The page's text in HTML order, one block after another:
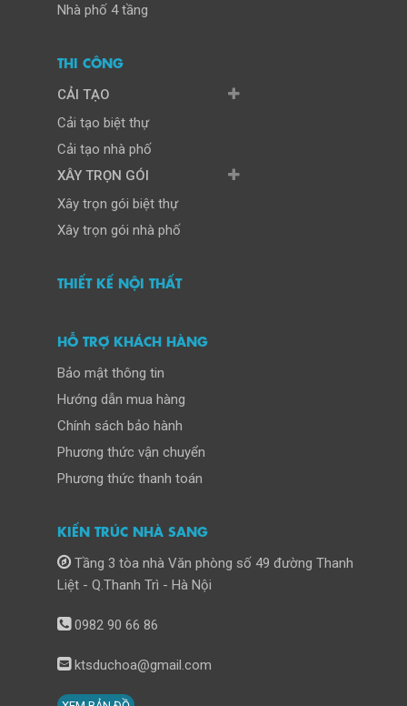
Nhà phố 4 tầng
THI CÔNG
CẢI TẠO
Cải tạo biệt thự
Cải tạo nhà phố
XÂY TRỌN GÓI
Xây trọn gói biệt thự
Xây trọn gói nhà phố
THIẾT KẾ NỘI THẤT
HỖ TRỢ KHÁCH HÀNG
Bảo mật thông tin
Hướng dẫn mua hàng
Chính sách bảo hành
Phương thức vận chuyển
Phương thức thanh toán
KIẾN TRÚC NHÀ SANG
Tầng 3 tòa nhà Văn phòng số 49 đường Thanh
Liệt - Q.Thanh Trì - Hà Nội
0982 90 66 86
ktsduchoa@gmail.com